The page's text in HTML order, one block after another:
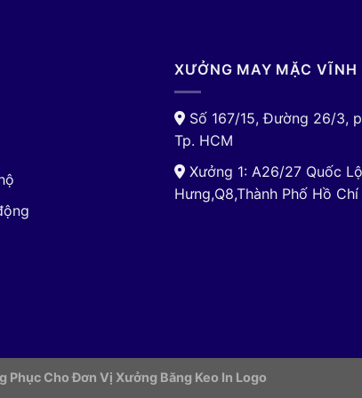
XƯỞNG MAY MẶC VĨNH
Số 167/15, Đường 26/3,
Tp. HCM
Xưởng 1: A26/27 Quốc
Hưng,Q8,Thành Phố Hồ
Phục Cho Đơn Vị Xưởng Băng Keo In Logo